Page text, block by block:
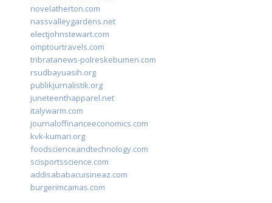
novelatherton.com
nassvalleygardens.net
electjohnstewart.com
omptourtravels.com
tribratanews-polreskebumen.com
rsudbayuasih.org
publikjurnalistik.org
juneteenthapparel.net
italywarm.com
journaloffinanceeconomics.com
kvk-kumari.org
foodscienceandtechnology.com
scisportsscience.com
addisababacuisineaz.com
burgerimcamas.com